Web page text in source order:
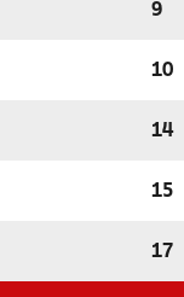
9
10
14
15
17